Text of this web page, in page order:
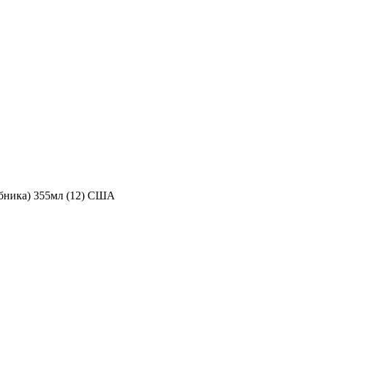
355мл (12) США